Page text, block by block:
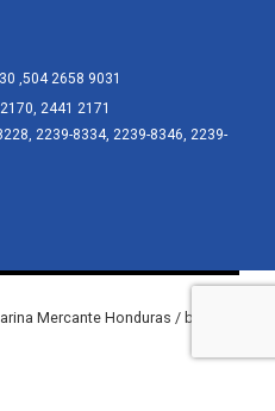
,504 2658 9031
2441 2171
2239-8334, 2239-8346, 2239-
Mercante Honduras / by KF